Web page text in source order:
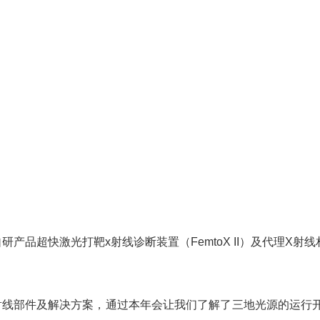
产品超快激光打靶x射线诊断装置（FemtoX II）及代理X射
部件及解决方案，通过本年会让我们了解了三地光源的运